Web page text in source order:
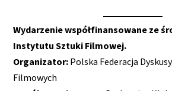
Wydarzenie współfinansowane ze
Instytutu Sztuki Filmowej.
Organizator: Polska Federacja
Filmowych